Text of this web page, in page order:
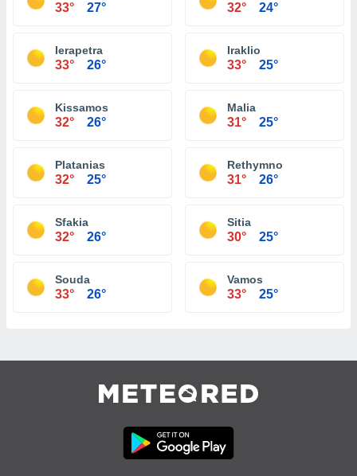
33° 27° 32° 24°
Ierapetra
33° 26°
Iraklio
33° 25°
Kissamos
32° 26°
Malia
31° 25°
Platanias
32° 25°
Rethymno
31° 26°
Sfakia
32° 26°
Sitia
30° 25°
Souda
33° 26°
Vamos
33° 25°